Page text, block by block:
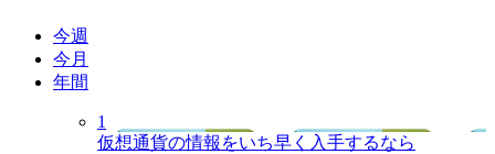
今週
今月
年間
1
仮想通貨の情報をいち早く入手するなら